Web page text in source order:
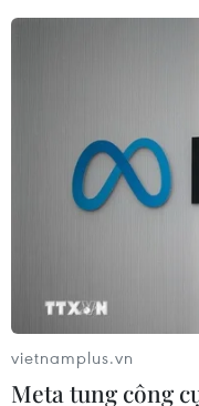
ghi nhận
13/03/2024 04:11
Với ưu điểm vượt
vietnamplus.vn
Meta tung công